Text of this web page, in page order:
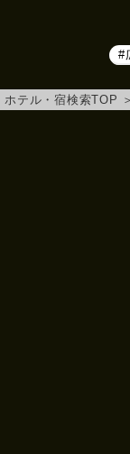
#
ホテル・宿検索TOP